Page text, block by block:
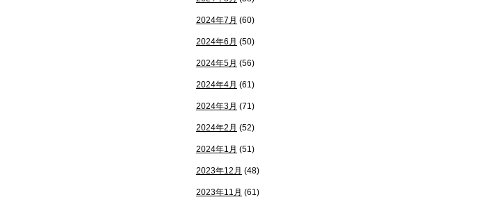
2024年7月 (60)
2024年6月 (50)
2024年5月 (56)
2024年4月 (61)
2024年3月 (71)
2024年2月 (52)
2024年1月 (51)
2023年12月 (48)
2023年11月 (61)